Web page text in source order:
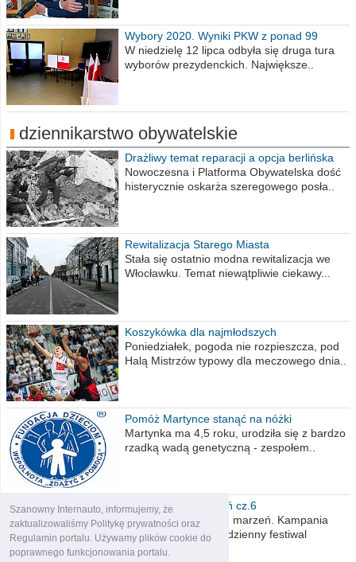
Szanowny Internauto, informujemy, że
zaktualizowaliśmy Politykę prywatności oraz
Regulamin portalu. Używamy plików cookie do
poprawnego funkcjonowania portalu.
Wybory 2020. Wyniki PKW z ponad 99
procent obwodów
W niedzielę 12 lipca odbyła się druga tura
wyborów prezydenckich. Największe..
dziennikarstwo obywatelskie
Drażliwy temat reparacji a opcja berlińska
Nowoczesna i Platforma Obywatelska dość
histerycznie oskarża szeregowego posła..
Rewitalizacja Starego Miasta
Stała się ostatnio modna rewitalizacja we
Włocławku. Temat niewątpliwie ciekawy...
Koszykówka dla najmłodszych
Poniedziałek, pogoda nie rozpieszcza, pod
Halą Mistrzów typowy dla meczowego dnia..
Pomóż Martynce stanąć na nóżki
Martynka ma 4,5 roku, urodziła się z bardzo
rzadką wadą genetyczną - zespołem..
Polska moich marzeń cz.6
Nadszedł kres moich marzeń. Kampania
wyborcza czyli niecodzienny festiwal
obietnic,..